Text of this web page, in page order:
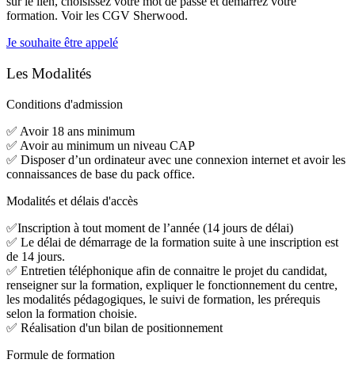
formation. Voir les CGV Sherwood.
Je souhaite être appelé
Les Modalités
Conditions d'admission
✅ Avoir 18 ans minimum
✅ Avoir au minimum un niveau CAP
✅ Disposer d’un ordinateur avec une connexion internet et avoir les
connaissances de base du pack office.
Modalités et délais d'accès
✅Inscription à tout moment de l’année (14 jours de délai)
✅ Le délai de démarrage de la formation suite à une inscription est
de 14 jours.
✅ Entretien téléphonique afin de connaitre le projet du candidat,
renseigner sur la formation, expliquer le fonctionnement du centre,
les modalités pédagogiques, le suivi de formation, les prérequis
selon la formation choisie.
✅ Réalisation d'un bilan de positionnement
Formule de formation